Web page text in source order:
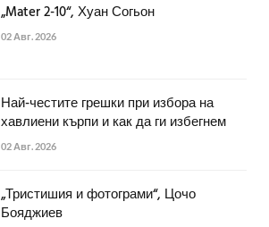
„Mater 2-10“, Хуан Согьон
02 Авг. 2026
Най-честите грешки при избора на
хавлиени кърпи и как да ги избегнем
02 Авг. 2026
„Тристишия и фотограми“, Цочо
Бояджиев